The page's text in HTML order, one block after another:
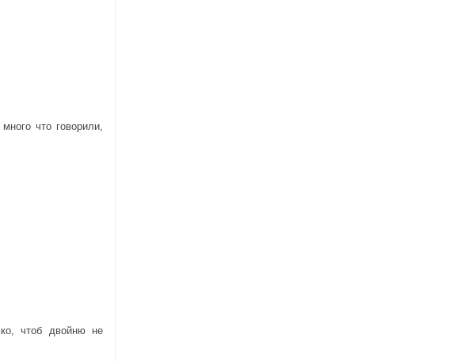
что говорили,
чтоб двойню не